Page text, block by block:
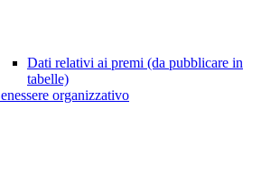
Dati relativi ai premi (da pubblicare in
tabelle)
organizzativo